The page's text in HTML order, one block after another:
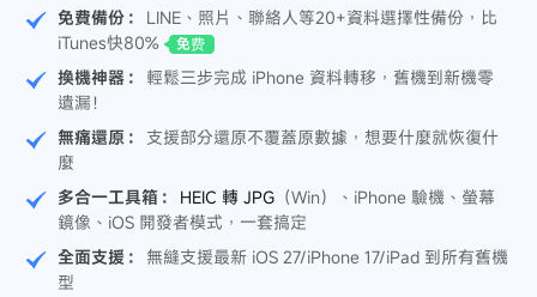
免費備份：
LINE、照片、聯絡人等20+資料選擇性備份，比
iTunes快80%
免费
換機神器：
輕鬆三步完成 iPhone 資料轉移，舊機到新機零
遺漏！
無痛還原：
支援部分還原不覆蓋原數據，想要什麼就恢復什
麼
多合一工具箱：
HEIC 轉 JPG （Win）、iPhone 驗機、螢幕
鏡像、iOS 開發者模式，一套搞定
全面支援：
無縫支援最新 iOS 27/iPhone 17/iPad 到所有舊機
型